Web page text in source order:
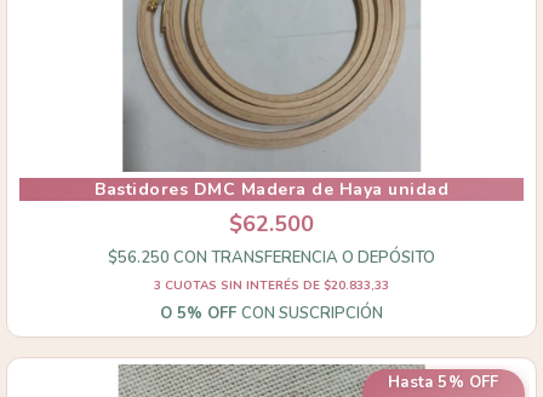
Bastidores DMC Madera de Haya unidad
$62.500
$56.250 CON TRANSFERENCIA O DEPÓSITO
3 CUOTAS SIN INTERÉS DE $20.833,33
O 5% OFF CON SUSCRIPCIÓN
Hasta 5% OFF